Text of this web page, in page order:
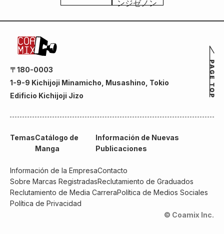
〒180-0003
1-9-9 Kichijoji Minamicho, Musashino, Tokio
Edificio Kichijoji Jizo
TemasCatálogo de
Manga
Información de Nuevas
Publicaciones
Información de la EmpresaContacto
Sobre Marcas RegistradasReclutamiento de Graduados
Reclutamiento de Media CarreraPolítica de Medios Sociales
Política de Privacidad
© Coamix Inc.